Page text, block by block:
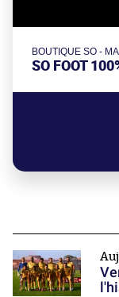
BOUTIQUE SO -
SO FOOT